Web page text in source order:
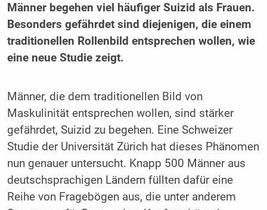
Männer begehen viel häufiger Suizid als Frauen.
Besonders gefährdet sind diejenigen, die einem
traditionellen Rollenbild entsprechen wollen, wie
eine neue Studie zeigt.
Männer, die dem traditionellen Bild von
Maskulinität entsprechen wollen, sind stärker
gefährdet, Suizid zu begehen. Eine Schweizer
Studie der Universität Zürich hat dieses Phänomen
nun genauer untersucht. Knapp 500 Männer aus
deutschsprachigen Ländern füllten dafür eine
Reihe von Fragebögen aus, die unter anderem